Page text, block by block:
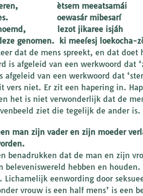
ètsem meeatsamái
vlees. oewasár mibesarí
lezot jikaree isjáh
genomen. ki meeíesj loekocha-
dat de mens spreekt, en dat
is afgeleid van een werkwoord dat
afgeleid van een werkwoord dat
vers niet. Er zit een hapering in.
het is niet verwonderlijk dat de
ziet die tegelijk de ander is.
man zijn vader en zijn moeder
benadrukken dat de man en zijn
beleveniswereld hebben en
Lichamelijk eenwording door
vrouw is een half mens’ is een